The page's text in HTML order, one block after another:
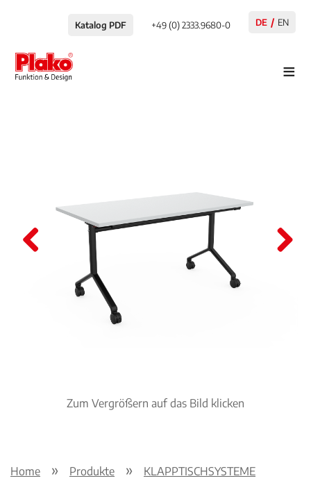
Katalog PDF +49 (0) 2333.9680-0 DE EN
≡
Zum Vergrößern auf das Bild klicken
Home Produkte KLAPPTISCHSYSTEME